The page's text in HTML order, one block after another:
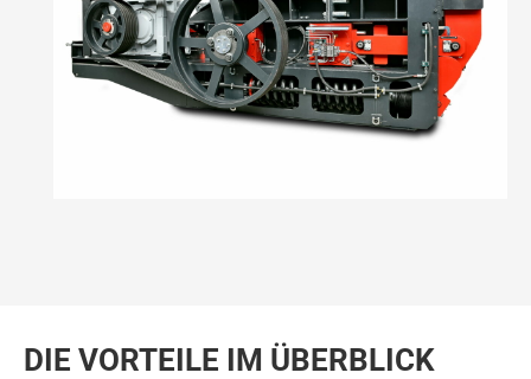
DIE VORTEILE IM ÜBERBLICK